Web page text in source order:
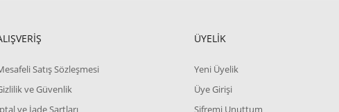
Satış Sözleşmesi
ve Güvenlik
ve İade Şartları
ÜYELİK
Yeni Üyelik
Üye Girişi
Şifremi Unuttum